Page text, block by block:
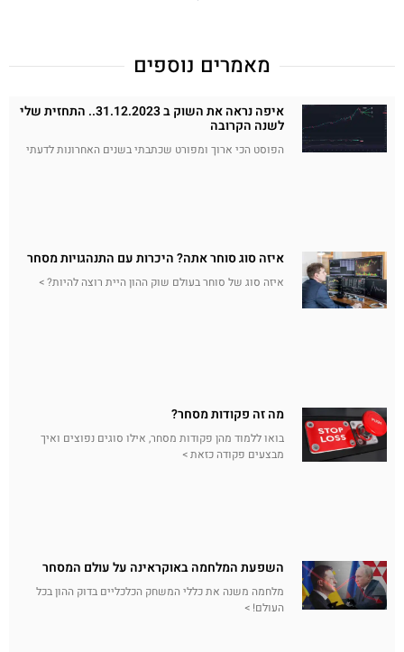
מאמרים נוספים
איפה נראה את השוק ב 31.12.2023.. התחזית שלי
לשנה הקרובה
הפוסט הכי ארוך ומפורט שכתבתי בשנים האחרונות לדעתי
איזה סוג סוחר אתה? היכרות עם התנהגויות מסחר
איזה סוג של סוחר בעולם שוק ההון היית רוצה להיות? >
מה זה פקודות מסחר?
בואו ללמוד מהן פקודות מסחר, אילו סוגים נפוצים ואיך
מבצעים פקודה כזאת >
השפעת המלחמה באוקראינה על עולם המסחר
מלחמה משנה את כללי המשחק הכלכליים בדוק ההון בכל
העולם! >